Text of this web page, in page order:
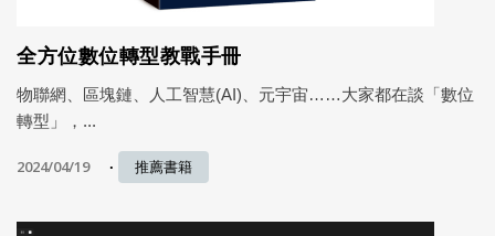
全方位數位轉型教戰手冊
物聯網、區塊鏈、人工智慧(AI)、元宇宙……大家都在談「數位
轉型」，...
2024/04/19 推薦書籍